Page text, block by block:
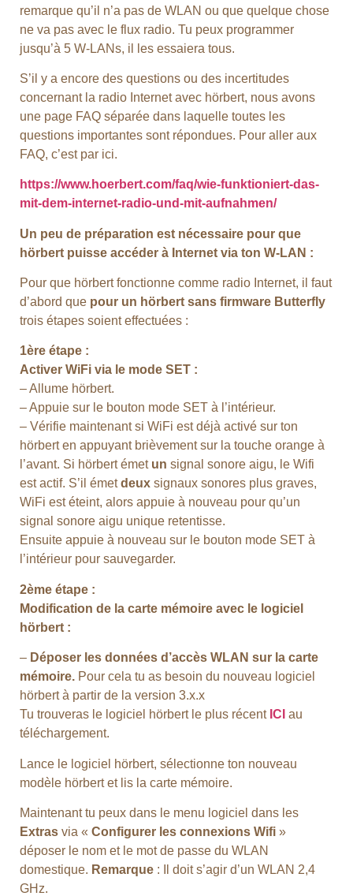
remarque qu’il n’a pas de WLAN ou que quelque chose
ne va pas avec le flux radio. Tu peux programmer
jusqu’à 5 W-LANs, il les essaiera tous.
S’il y a encore des questions ou des incertitudes
concernant la radio Internet avec hörbert, nous avons
une page FAQ séparée dans laquelle toutes les
questions importantes sont répondues. Pour aller aux
FAQ, c’est par ici.
https://www.hoerbert.com/faq/wie-funktioniert-das-
mit-dem-internet-radio-und-mit-aufnahmen/
Un peu de préparation est nécessaire pour que
hörbert puisse accéder à Internet via ton W-LAN :
Pour que hörbert fonctionne comme radio Internet, il faut
d’abord que pour un hörbert sans firmware Butterfly
trois étapes soient effectuées :
1ère étape :
Activer WiFi via le mode SET :
– Allume hörbert.
– Appuie sur le bouton mode SET à l’intérieur.
– Vérifie maintenant si WiFi est déjà activé sur ton
hörbert en appuyant brièvement sur la touche orange à
l’avant. Si hörbert émet un signal sonore aigu, le Wifi
est actif. S’il émetdeux signaux sonores plus graves,
WiFi est éteint, alors appuie à nouveau pour qu’un
signal sonore aigu unique retentisse.
Ensuite appuie à nouveau sur le bouton mode SET à
l’intérieur pour sauvegarder.
2ème étape :
Modification de la carte mémoire avec le logiciel
hörbert :
– Déposer les données d’accès WLAN sur la carte
mémoire. Pour cela tu as besoin du nouveau logiciel
hörbert à partir de la version 3.x.x
Tu trouveras le logiciel hörbert le plus récent ICI au
téléchargement.
Lance le logiciel hörbert, sélectionne ton nouveau
modèle hörbert et lis la carte mémoire.
Maintenant tu peux dans le menu logiciel dans les
Extras via « Configurer les connexions Wifi »
déposer le nom et le mot de passe du WLAN
domestique. Remarque : Il doit s’agir d’un WLAN 2,4
GHz.